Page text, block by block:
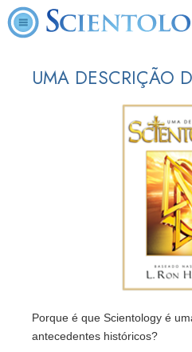
UMA DESCRIÇÃO
Porque é que Scientology é
antecedentes históricos?